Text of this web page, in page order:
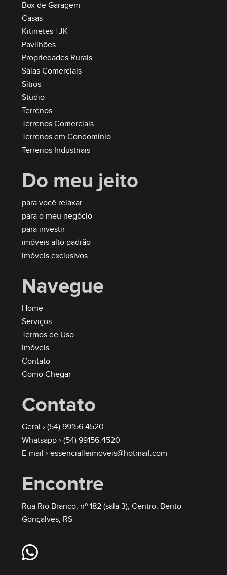
Box de Garagem
Casas
Kitinetes | JK
Pavilhões
Propriedades Rurais
Salas Comerciais
Sítios
Studio
Terrenos
Terrenos Comerciais
Terrenos em Condomínio
Terrenos Industriais
Do meu jeito
para você relaxar
para o meu negócio
para investir
imóveis alto padrão
imóveis exclusivos
Navegue
Home
Serviços
Termos de Uso
Imóveis
Contato
Como Chegar
Contato
Geral › (54) 99156.4520
Whatsapp › (54) 99156.4520
E-mail › essencialleimoveis@hotmail.com
Encontre
Rua Rio Branco, nº 182 (sala 3), Centro, Bento
Gonçalves, RS